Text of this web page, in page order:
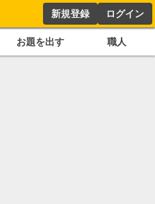
新規登録 ログイン
お題を出す 職人